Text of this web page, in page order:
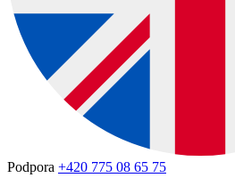
Podpora +420 775 08 65 75